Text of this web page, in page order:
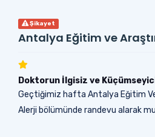
Şikayet
Antalya Eğitim ve
Doktorun İlgisiz ve
Geçtiğimiz hafta Antalya Eğitim
Alerji bölümünde randevu alarak